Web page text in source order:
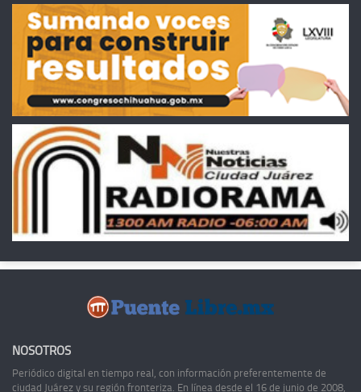
NOSOTROS
Periódico digital en tiempo real, con información preferentemente de
ciudad Juárez y su región fronteriza. En línea desde el 16 de junio de 2008,